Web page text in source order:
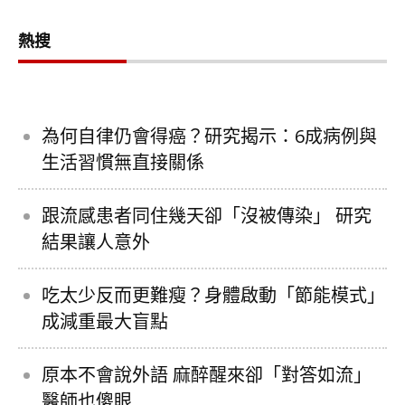
熱搜
為何自律仍會得癌？研究揭示：6成病例與
生活習慣無直接關係
跟流感患者同住幾天卻「沒被傳染」 研究
結果讓人意外
吃太少反而更難瘦？身體啟動「節能模式」
成減重最大盲點
原本不會說外語 麻醉醒來卻「對答如流」